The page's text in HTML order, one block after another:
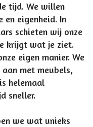
tijd. We willen
en eigenheid. In
schieten wij onze
krijgt wat je ziet.
eigen manier. We
met meubels,
helemaal
sneller.
we wat unieks